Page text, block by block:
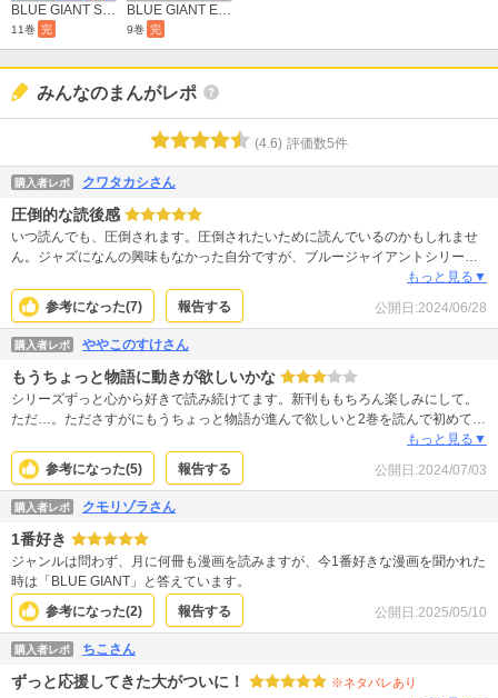
BLUE GIANT SUPREME
11巻 完
BLUE GIANT EXPLORER
9巻 完
みんなのまんがレポ
(4.6) 評価数5件
購入者レポ クワタカシさん
圧倒的な読後感
いつ読んでも、圧倒されます。圧倒されたいために読んでいるのかもしれませ
ん。ジャズになんの興味もなかった自分ですが、ブルージャイアントシリーズ
で新しい世界を知った想いです。ダイの魂を込めた演奏を何度でも聴きたい。
これは、仙台でのライブからずっとです。こんなにもぶれない作品は、他にな
い。だから、これからもずっと応援していきます。ぜひ、始まりのブルージャ
イアントから読んでみてください。絶対に失望はさせません。いつも、希望と
いうものを信じさせてくれる作品です。
もっと見る▼
参考になった(7) 報告する 公開日:2024/06/28
購入者レポ ややこのすけさん
もうちょっと物語に動きが欲しいかな
シリーズずっと心から好きで読み続けてます。新刊ももちろん楽しみにして。
ただ…。たださすがにもうちょっと物語が進んで欲しいと2巻を読んで初めて感
じたのが本音。道場破りの各国バージョンに思う節も。 この進展がリアリティ
なのだとは理解するのですが、少しだけ飽きも感じて自分でも驚いています。
もっと見る▼
参考になった(5) 報告する 公開日:2024/07/03
購入者レポ クモリゾラさん
1番好き
ジャンルは問わず、月に何冊も漫画を読みますが、今1番好きな漫画を聞かれた
時は「BLUE GIANT」と答えています。
参考になった(2) 報告する 公開日:2025/05/10
購入者レポ ちこさん
ずっと応援してきた大がついに！ ※ネタバレあり